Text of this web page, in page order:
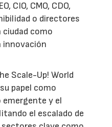
CIO, CMO, CDO,
o directores
ciudad como
innovación
Scale-Up! World
papel como
y el
el escalado de